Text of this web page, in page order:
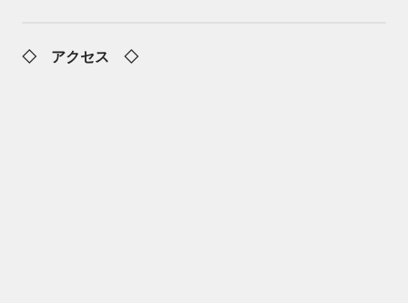
◇ アクセス ◇